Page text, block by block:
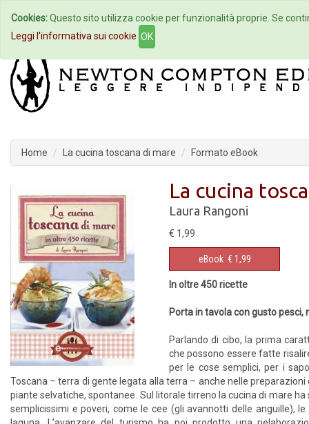
Home Autori Eventi
Home La cucina toscana di mare Formato eBook
La cucina
Laura Rangoni
€ 1,99
eBook € 1,99
In oltre 450 ricette
Porta in tavola con gusto pesci,
Parlando di cibo, la prima
che possono essere fatte
per le cose semplici, per i
Toscana – terra di gente legata alla terra – anche nelle
piante selvatiche, spontanee. Sul litorale tirreno la cucina di mare
semplicissimi e poveri, come le cee (gli avannotti delle anguille),
Cookies:Questo sito utilizza cookie per funzionalità proprie. Se
Leggi l'informativa sui cookie OK